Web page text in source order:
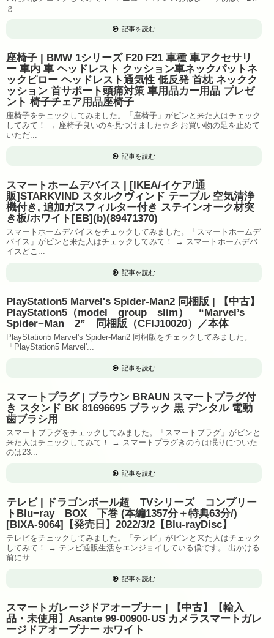
ｇ...
記事を読む
座椅子 | BMW 1シリーズ F20 F21 車種 車アクセサリ
ー 車内 車 ヘッドレスト クッション車ネックパットネ
ックピロー ヘッドレスト通気性 低反発 首枕 ネックク
ッション 首サポート頭痛対策 車用品カー用品 プレゼ
ント 椅子チェア用品座椅子
座椅子をチェックしてみました。「座椅子」がピンと来た人はチェック
してみて！ → 座椅子良いのを見つけました☆彡 お買い物の足を止めて
いただ...
記事を読む
スマートホームデバイス | [IKEA/イケア/通
販]STARKVIND スタルクヴィンド テーブル 空気清浄
機付き, 追加ガスフィルター付き ステインオーク材突
き板/ホワイト[EB](b)(89471370)
スマートホームデバイスをチェックしてみました。「スマートホームデ
バイス」がピンと来た人はチェックしてみて！ → スマートホームデバ
イスどこ...
記事を読む
PlayStation5 Marvel's Spider-Man2 同梱版 | 【中古】
PlayStation5（model group slim） “Marvel’s
Spider−Man 2” 同梱版（CFIJ10020）／本体
PlayStation5 Marvel's Spider-Man2 同梱版をチェックしてみました。
「PlayStation5 Marvel'...
記事を読む
スマートプラグ | ブラウン BRAUN スマートプラグ付
き スタンド BK 81696695 ブラック 黒 デンタル 電動
歯ブラシ用
スマートプラグをチェックしてみました。「スマートプラグ」がピンと
来た人はチェックしてみて！ → スマートプラグきのうは眠りについた
のは23...
記事を読む
テレビ | ドラゴンボール超 TVシリーズ コンプリー
トBlu−ray BOX 下巻 (本編1357分＋特典63分/)
[BIXA-9064]【発売日】2022/3/2【Blu-rayDisc】
テレビをチェックしてみました。「テレビ」がピンと来た人はチェック
してみて！ → テレビ通販生活をエンジョイしている僕です。 出かける
前にサ...
記事を読む
スマートガレージドアオープナー | 【中古】【輸入
品・未使用】Asante 99-00900-US カメラスマートガレ
ージドアオープナー ホワイト